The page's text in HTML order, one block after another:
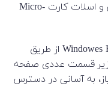
LAN، یک خروجی HDMI، جک هدفون و اسلات کارت Micro-
همچنین برخی از قابلیت‌ها را مثل Windowes Hello از طریق
قسمت عددی صفحه
به آسانی در دسترس